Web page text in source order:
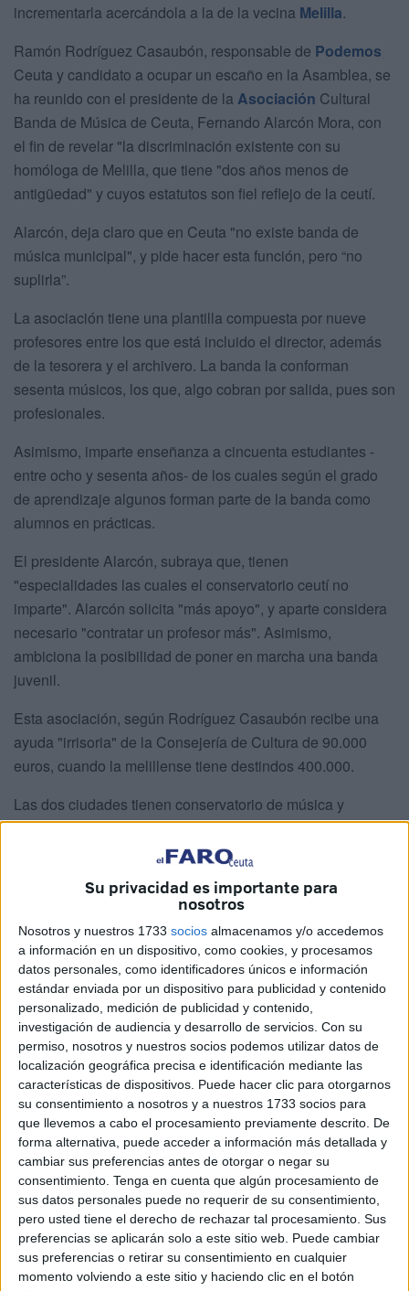
Su privacidad es importante para
nosotros
Nosotros y nuestros 1733 socios almacenamos y/o accedemos
a información en un dispositivo, como cookies, y procesamos
datos personales, como identificadores únicos e información
estándar enviada por un dispositivo para publicidad y contenido
personalizado, medición de publicidad y contenido,
investigación de audiencia y desarrollo de servicios. Con su
permiso, nosotros y nuestros socios podemos utilizar datos de
localización geográfica precisa e identificación mediante las
características de dispositivos. Puede hacer clic para otorgarnos
su consentimiento a nosotros y a nuestros 1733 socios para
que llevemos a cabo el procesamiento previamente descrito. De
forma alternativa, puede acceder a información más detallada y
cambiar sus preferencias antes de otorgar o negar su
consentimiento. Tenga en cuenta que algún procesamiento de
sus datos personales puede no requerir de su consentimiento,
pero usted tiene el derecho de rechazar tal procesamiento. Sus
preferencias se aplicarán solo a este sitio web. Puede cambiar
sus preferencias o retirar su consentimiento en cualquier
momento volviendo a este sitio y haciendo clic en el botón
incrementarla acercándola a la de la vecina Melilla.
Ramón Rodríguez Casaubón, responsable de Podemos
Ceuta y candidato a ocupar un escaño en la Asamblea, se
ha reunido con el presidente de la Asociación Cultural
Banda de Música de Ceuta, Fernando Alarcón Mora, con
el fin de revelar "la discriminación existente con su
homóloga de Melilla, que tiene "dos años menos de
antigüedad" y cuyos estatutos son fiel reflejo de la ceutí.
Alarcón, deja claro que en Ceuta "no existe banda de
música municipal", y pide hacer esta función, pero “no
suplirla”.
La asociación tiene una plantilla compuesta por nueve
profesores entre los que está incluido el director, además
de la tesorera y el archivero. La banda la conforman
sesenta músicos, los que, algo cobran por salida, pues son
profesionales.
Asimismo, imparte enseñanza a cincuenta estudiantes -
entre ocho y sesenta años- de los cuales según el grado
de aprendizaje algunos forman parte de la banda como
alumnos en prácticas.
El presidente Alarcón, subraya que, tienen
"especialidades las cuales el conservatorio ceutí no
imparte". Alarcón solicita "más apoyo", y aparte considera
necesario "contratar un profesor más". Asimismo,
ambiciona la posibilidad de poner en marcha una banda
juvenil.
Esta asociación, según Rodríguez Casaubón recibe una
ayuda "irrisoria" de la Consejería de Cultura de 90.000
euros, cuando la melillense tiene destindos 400.000.
Las dos ciudades tienen conservatorio de música y
Alarcón aclara que la asociación asume un gasto en
nóminas "de 73.000 euros y 23.000 en Seguridad Social y
Juanes es propiedad de la Ciudad, reúne buenas
condiciones, "pero no está céntrico, lo que, genera un
problema para los desplazamientos”, según Alarcón.
La banda de Ceuta "está sujeta a actuar gratuitamente en
dos actos, en los conciertos de Reyes y Semana Santa. La
de Melilla no". Aparte, "en el convenio viene reflejado que
debe de impartir enseñanza gratuita".
También señalan directamente a los contratos privados en
Semana Santa a Cofradías, "que son de 4.900 euros y con
la Ciudad se mueven en una horquilla entre 3.600 y 4.000,
cuando en Melilla por contratos menores se alcanzan los
15.000 euros". A esto hay que añadir que la Banda
"asume el gasto de los uniformes y los instrumentos, que
sin renovarse desde 1987".
Por otro lado, Alarcón ha propuesto a la Ciudad un